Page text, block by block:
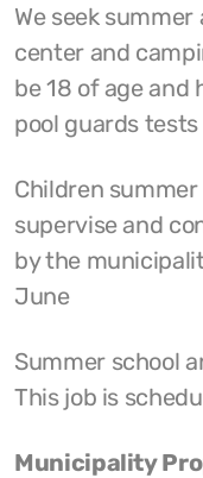
We seek
center and
be 18 of age and
pool guards tests
Children summer
supervise and
by the
June
Summer school
This job is
Municipality